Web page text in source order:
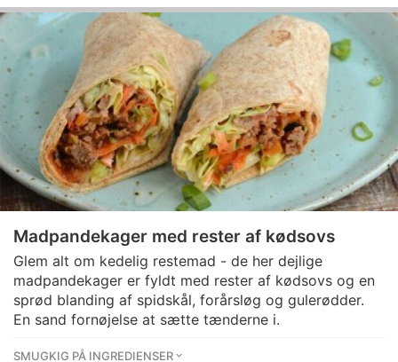
Madpandekager med rester af kødsovs
Glem alt om kedelig restemad - de her dejlige
madpandekager er fyldt med rester af kødsovs og en
sprød blanding af spidskål, forårsløg og gulerødder.
En sand fornøjelse at sætte tænderne i.
SMUGKIG PÅ INGREDIENSER